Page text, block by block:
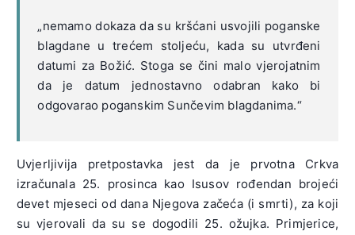
„nemamo dokaza da su kršćani usvojili poganske
blagdane u trećem stoljeću, kada su utvrđeni
datumi za Božić. Stoga se čini malo vjerojatnim
da je datum jednostavno odabran kako bi
odgovarao poganskim Sunčevim blagdanima.“
Uvjerljivija pretpostavka jest da je prvotna Crkva
izračunala 25. prosinca kao Isusov rođendan brojeći
devet mjeseci od dana Njegova začeća (i smrti), za koji
su vjerovali da su se dogodili 25. ožujka. Primjerice,